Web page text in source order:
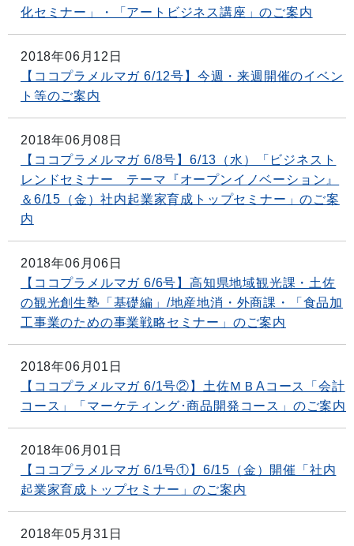
化セミナー」・「アートビジネス講座」のご案内
2018年06月12日
【ココプラメルマガ 6/12号】今週・来週開催のイベン
ト等のご案内
2018年06月08日
【ココプラメルマガ 6/8号】6/13（水）「ビジネスト
レンドセミナー テーマ『オープンイノベーション』
＆6/15（金）社内起業家育成トップセミナー」のご案
内
2018年06月06日
【ココプラメルマガ 6/6号】高知県地域観光課・土佐
の観光創生塾「基礎編」/地産地消・外商課・「食品加
工事業のための事業戦略セミナー」のご案内
2018年06月01日
【ココプラメルマガ 6/1号②】土佐ＭＢAコース「会計
コース」「マーケティング･商品開発コース」のご案内
2018年06月01日
【ココプラメルマガ 6/1号①】6/15（金）開催「社内
起業家育成トップセミナー」のご案内
2018年05月31日